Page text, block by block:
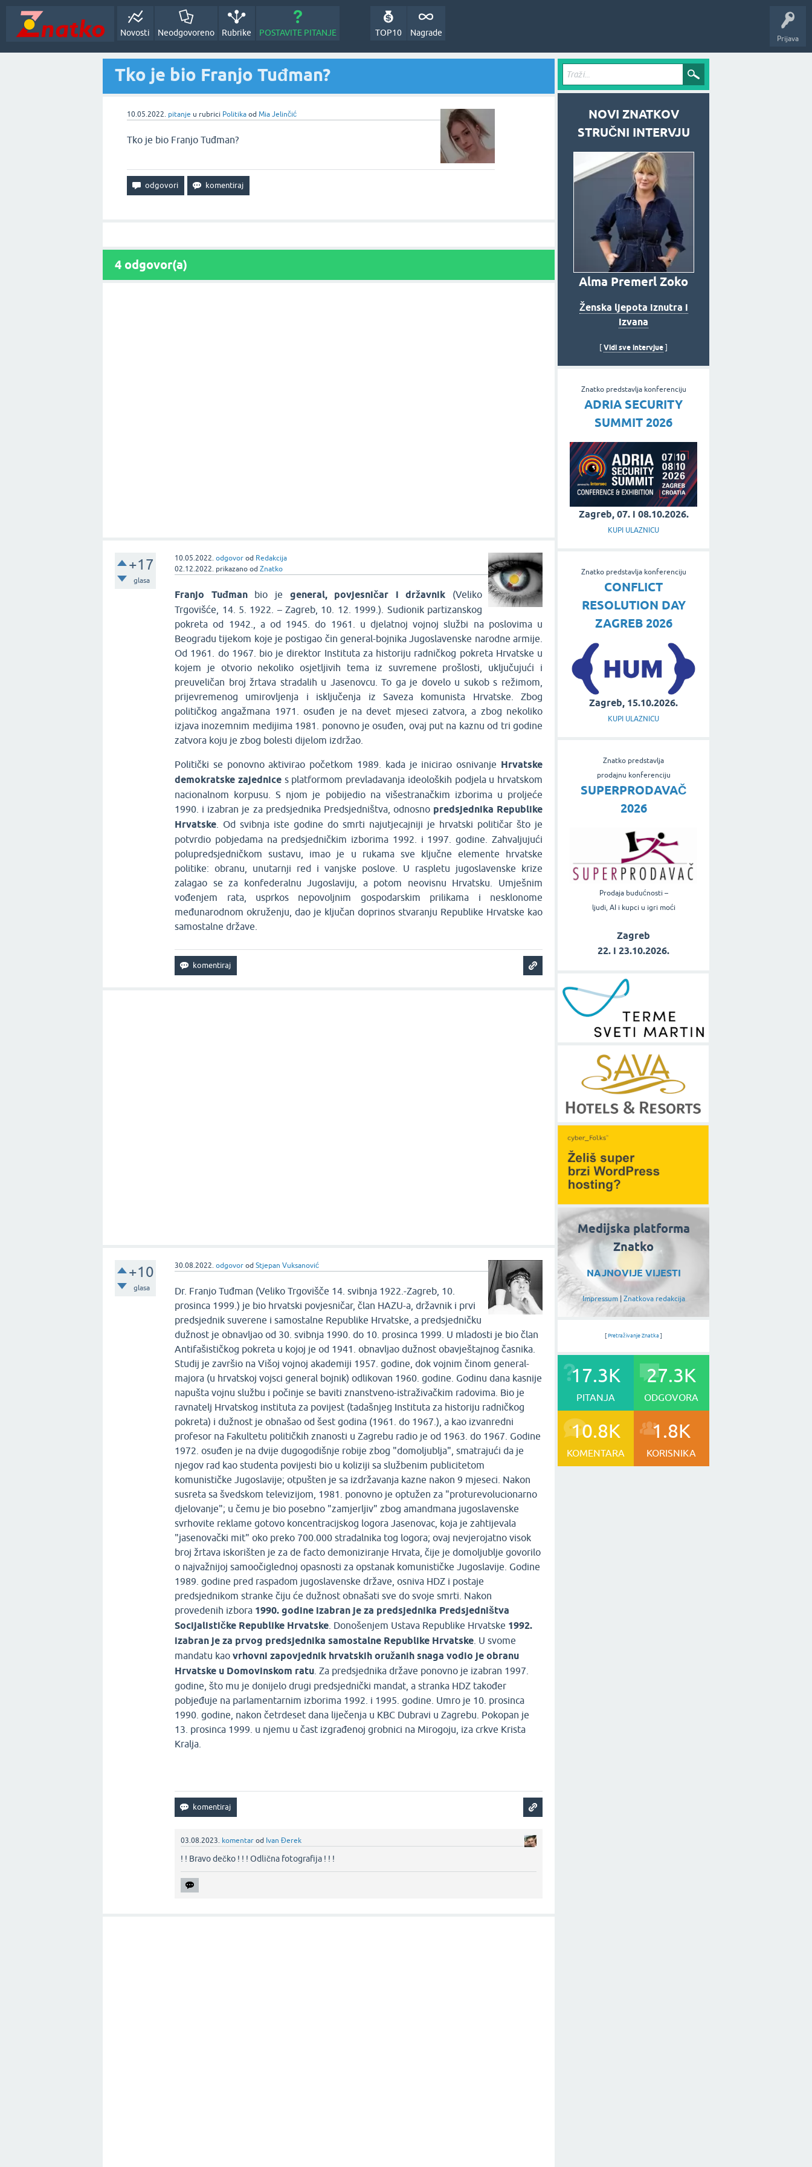
Prijava
Novosti Neodgovoreno Rubrike POSTAVITE PITANJE Nagrade
TOP10
Tko je bio Franjo Tuđman?
10.05.2022. pitanje u rubrici Politika od Mia Jelinčić
Tko je bio Franjo Tuđman?
4 odgovor(a)
+17
glasa
10.05.2022. odgovor od Redakcija
02.12.2022. prikazano odZnatko
Franjo Tuđmanbio je general, povjesničar i državnik (Veliko
Trgovišće, 14. 5. 1922. – Zagreb, 10. 12. 1999.). Sudionik partizanskog
pokreta od 1942., a od 1945. do 1961. u djelatnoj vojnoj službi na poslovima u
Beogradu tijekom koje je postigao čin general-bojnika Jugoslavenske narodne armije.
Od 1961. do 1967. bio je direktor Instituta za historiju radničkog pokreta Hrvatske u
kojem je otvorio nekoliko osjetljivih tema iz suvremene prošlosti, uključujući i
preuveličan broj žrtava stradalih u Jasenovcu. To ga je dovelo u sukob s režimom,
prijevremenog umirovljenja i isključenja iz Saveza komunista Hrvatske. Zbog
političkog angažmana 1971. osuđen je na devet mjeseci zatvora, a zbog nekoliko
izjava inozemnim medijima 1981. ponovno je osuđen, ovaj put na kaznu od tri godine
zatvora koju je zbog bolesti dijelom izdržao.
Politički se ponovno aktivirao početkom 1989. kada je inicirao osnivanje Hrvatske
demokratske zajednices platformom prevladavanja ideoloških podjela u hrvatskom
nacionalnom korpusu. S njom je pobijedio na višestranačkim izborima u proljeće
1990. i izabran je za predsjednika Predsjedništva, odnosno predsjednika Republike
Hrvatske . Od svibnja iste godine do smrti najutjecajniji je hrvatski političar što je
potvrdio pobjedama na predsjedničkim izborima 1992. i 1997. godine. Zahvaljujući
polupredsjedničkom sustavu, imao je u rukama sve ključne elemente hrvatske
politike: obranu, unutarnji red i vanjske poslove. U raspletu jugoslavenske krize
zalagao se za konfederalnu Jugoslaviju, a potom neovisnu Hrvatsku. Umješnim
vođenjem rata, usprkos nepovoljnim gospodarskim prilikama i nesklonome
međunarodnom okruženju, dao je ključan doprinos stvaranju Republike Hrvatske kao
samostalne države.
+10
glasa
30.08.2022. odgovor odStjepan Vuksanović
Dr. Franjo Tuđman (Veliko Trgovišče 14. svibnja 1922.-Zagreb, 10.
prosinca 1999.) je bio hrvatski povjesničar, član HAZU-a, državnik i prvi
predsjednik suverene i samostalne Republike Hrvatske, a predsjedničku
dužnost je obnavljao od 30. svibnja 1990. do 10. prosinca 1999. U mladosti je bio član
Antifašističkog pokreta u kojoj je od 1941. obnavljao dužnost obavještajnog časnika.
Studij je završio na Višoj vojnoj akademiji 1957. godine, dok vojnim činom general-
majora (u hrvatskoj vojsci general bojnik) odlikovan 1960. godine. Godinu dana kasnije
napušta vojnu službu i počinje se baviti znanstveno-istraživačkim radovima. Bio je
ravnatelj Hrvatskog instituta za povijest (tadašnjeg Instituta za historiju radničkog
pokreta) i dužnost je obnašao od šest godina (1961. do 1967.), a kao izvanredni
profesor na Fakultetu političkih znanosti u Zagrebu radio je od 1963. do 1967. Godine
1972. osuđen je na dvije dugogodišnje robije zbog "domoljublja", smatrajući da je
njegov rad kao studenta povijesti bio u koliziji sa službenim publicitetom
komunističke Jugoslavije; otpušten je sa izdržavanja kazne nakon 9 mjeseci. Nakon
susreta sa švedskom televizijom, 1981. ponovno je optužen za "proturevolucionarno
djelovanje"; u čemu je bio posebno "zamjerljiv" zbog amandmana jugoslavenske
svrhovite reklame gotovo koncentracijskog logora Jasenovac, koja je zahtijevala
"jasenovački mit" oko preko 700.000 stradalnika tog logora; ovaj nevjerojatno visok
broj žrtava iskorišten je za de facto demoniziranje Hrvata, čije je domoljublje govorilo
o najvažnijoj samoočiglednoj opasnosti za opstanak komunističke Jugoslavije. Godine
1989. godine pred raspadom jugoslavenske države, osniva HDZ i postaje
predsjednikom stranke čiju će dužnost obnašati sve do svoje smrti. Nakon
provedenih izbora 1990. godine izabran je za predsjednika Predsjedništva
Socijalističke Republike Hrvatske . Donošenjem Ustava Republike Hrvatske 1992.
izabran je za prvog predsjednika samostalne Republike Hrvatske . U svome
mandatu kaovrhovni zapovjednik hrvatskih oružanih snaga vodio je obranu
Hrvatske u Domovinskom ratu . Za predsjednika države ponovno je izabran 1997.
godine, što mu je donijelo drugi predsjednički mandat, a stranka HDZ također
pobjeđuje na parlamentarnim izborima 1992. i 1995. godine. Umro je 10. prosinca
1990. godine, nakon četrdeset dana liječenja u KBC Dubravi u Zagrebu. Pokopan je
13. prosinca 1999. u njemu u čast izgrađenoj grobnici na Mirogoju, iza crkve Krista
Kralja.
03.08.2023. komentar od Ivan Đerek
! ! Bravo dečko ! ! ! Odlična fotografija ! ! !‌
NOVI ZNATKOV
STRUČNI INTERVJU
Alma Premerl Zoko
Ženska ljepota iznutra i
izvana
Vidi sve intervjue
Znatko predstavlja konferenciju
ADRIA SECURITY
SUMMIT 2026
Zagreb, 07. i 08.10.2026.
KUPI ULAZNICU
Znatko predstavlja konferenciju
CONFLICT
RESOLUTION DAY
ZAGREB 2026
Zagreb, 15.10.2026.
KUPI ULAZNICU
Znatko predstavlja
prodajnu konferenciju
SUPERPRODAVAČ
2026
Prodaja budućnosti –
ljudi, AI i kupci u igri moći
Zagreb
22. i 23.10.2026.
Medijska platforma
Znatko
NAJNOVIJE VIJESTI
Impressum| Znatkova redakcija
[ Pretraživanje Znatka ]
17.3K
PITANJA
27.3K
ODGOVORA
10.8K
KOMENTARA
1.8K
KORISNIKA